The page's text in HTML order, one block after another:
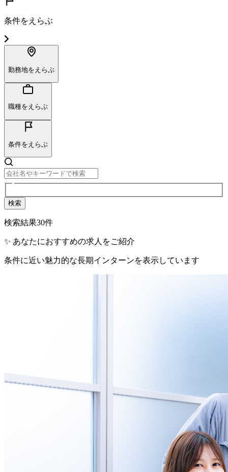
条件をえらぶ
勤務地をえらぶ
職種をえらぶ
条件をえらぶ
検索
検索結果30件
✨ あなたにおすすめの求人をご紹介
条件に近い魅力的な長期インターンを表示しています